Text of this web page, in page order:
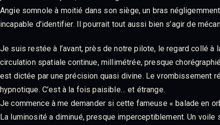
Angie somnole à moitié dans son siège, un bras
incapable d’identifier. Il pourrait tout aussi bien s’agir de
Je suis restée à l’avant, près de notre pilote, le regard collé
circulation spatiale continue, millimétrée, presque
est dictée par une précision quasi divine. Le vrombissement
hypnotique. C’est à la fois paisible… et étrange.
Je commence à me demander si cette fameuse « balade en
La luminosité a diminué, presque imperceptiblement. Un